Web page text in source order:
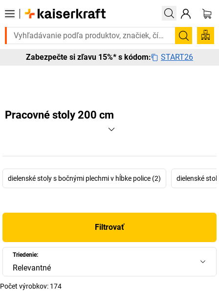
to urgentne? Vybrané bestsellery doručíme do 72 hodín.
Zabezpečte si zľavu 15%* s kódom: START26
Pracovné stoly 200 cm
dielenské stoly s bočnými plechmi v hĺbke police (2) dielenské
Filtrovať
Triedenie:
Relevantné
Počet výrobkov: 174